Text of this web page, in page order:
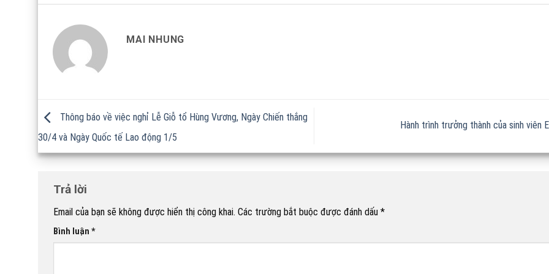
MAI NHUNG
Thông báo về việc nghỉ Lễ Giỗ tổ Hùng Vương, Ngày Chiến thắng
30/4 và Ngày Quốc tế Lao động 1/5
Hành trình trưởng thành của sinh viên
Trả lời
Email của bạn sẽ không được hiển thị công khai. Các trường bắt buộc được đánh dấu *
Bình luận *